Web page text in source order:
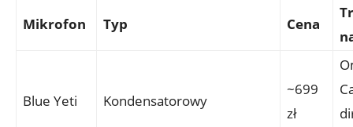
Mikrofon Typ Cena
Blue Yeti Kondensatorowy
~699
zł